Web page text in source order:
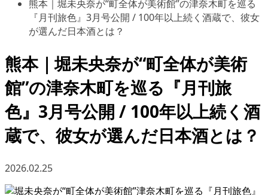
熊本｜堀未央奈が“町全体が美術館”の津奈木町を巡る
『月刊旅色』3月号公開 / 100年以上続く酒蔵で、彼女
が選んだ日本酒とは？
熊本｜堀未央奈が“町全体が美術
館”の津奈木町を巡る『月刊旅
色』3月号公開 / 100年以上続く酒
蔵で、彼女が選んだ日本酒とは？
2026.02.25